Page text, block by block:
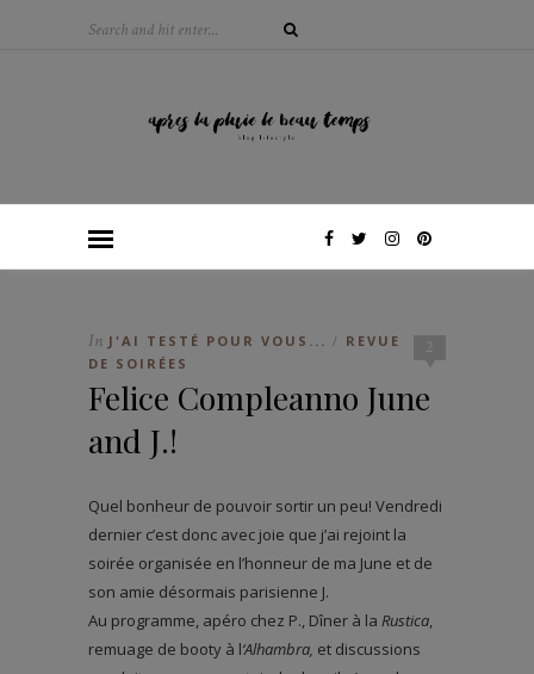
2
In J'AI TESTÉ POUR VOUS... /
REVUE
DE SOIRÉES
Felice Compleanno June
and J.!
Quel bonheur de pouvoir sortir un peu! Vendredi
dernier c’est donc avec joie que j’ai rejoint la
soirée organisée en l’honneur de ma June et de
son amie désormais parisienne J.
Au programme, apéro chez P., Dîner à la Rustica,
remuage de booty à l‘Alhambra, et discussions